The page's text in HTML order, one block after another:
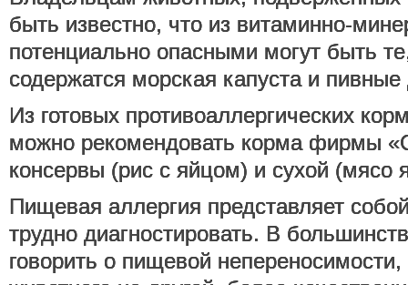
быть известно, что из витаминно-
потенциально опасными могут быть
содержатся морская капуста и
Из готовых противоаллергических
можно рекомендовать корма фирмы
консервы (рис с яйцом) и сухой (мясо
Пищевая аллергия представляет
трудно диагностировать. В
говорить о пищевой непереносимости,